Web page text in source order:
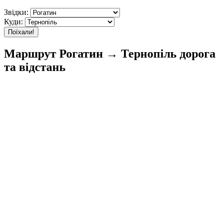
Звідки:
Куди:
Поїхали!
Маршрут Рогатин → Тернопіль дорога
та відстань